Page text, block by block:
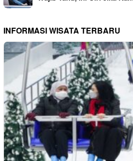
INFORMASI WISATA TERBARU